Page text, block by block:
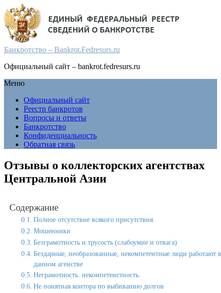
Банкротство – Bankrot.Fedresurs.ru
Официальный сайт – bankrot.fedresurs.ru
Меню
Официальный сайт
Реестр банкротов
Вопросы и ответы
Банкротство
Конфиденциальность
Обратная связь
Отзывы о коллекторских агентствах
Центральной Азии
Содержание
Полное отсутствие всякого присутствия.
Мошенники
Безграмотность и трусость (слабоумие и отвага)
Бездарные, необразованные, некомпетентные люди работают в
данном агенстве
Неграмотность. некомпетенстность.
Не понятная контора по выбиванию долгов